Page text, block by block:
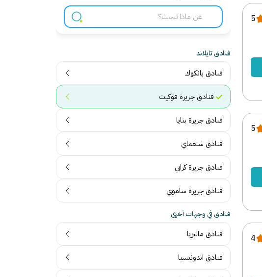
5
5
4
فنادق تايلاند
فنادق بانكوك
فنادق جزيرة فوكيت
فنادق جزيرة بتايا
فنادق شنغماي
فنادق جزيرة كرابي
فنادق جزيرة ساموي
فنادق في وجهات أخرى
فنادق ماليزيا
فنادق اندونيسيا